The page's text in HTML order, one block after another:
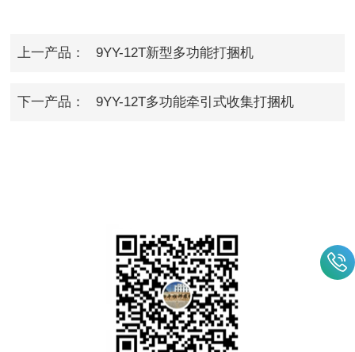
上一产品： 9YY-12T新型多功能打捆机
下一产品： 9YY-12T多功能牵引式收集打捆机